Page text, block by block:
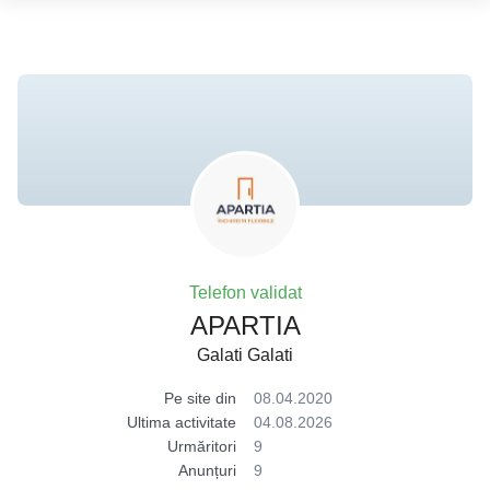
Telefon validat
APARTIA
Galati Galati
Pe site din
08.04.2020
Ultima activitate
04.08.2026
Urmăritori
9
Anunțuri
9